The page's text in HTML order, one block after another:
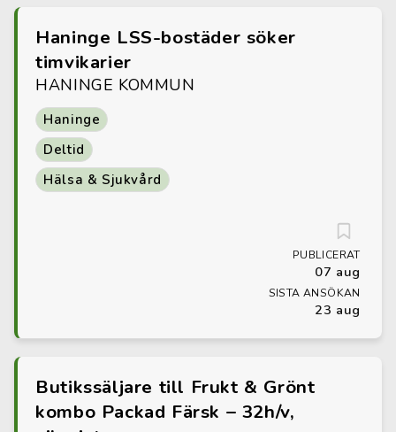
Haninge LSS-bostäder söker
timvikarier
HANINGE KOMMUN
Haninge
Deltid
Hälsa & Sjukvård
PUBLICERAT
07 aug
SISTA ANSÖKAN
23 aug
Butikssäljare till Frukt & Grönt
kombo Packad Färsk – 32h/v,